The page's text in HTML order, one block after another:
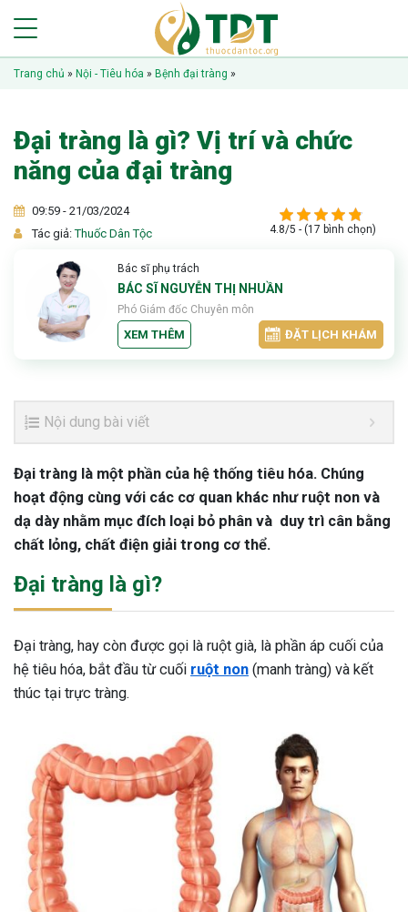
Trang chủ » Nội - Tiêu hóa » Bệnh đại tràng »
Đại tràng là gì? Vị trí và chức
năng của đại tràng
09:59 - 21/03/2024
Tác giả:Thuốc Dân Tộc 4.8/5 - (17 bình chọn)
Bác sĩ phụ trách
BÁC SĨ NGUYỄN THỊ NHUẦN
Phó Giám đốc Chuyên môn
XEM THÊM ĐẶT LỊCH KHÁM
Nội dung bài viết
Đại tràng là một phần của hệ thống tiêu hóa. Chúng
hoạt động cùng với các cơ quan khác như ruột non và
dạ dày nhằm mục đích loại bỏ phân và duy trì cân bằng
chất lỏng, chất điện giải trong cơ thể.
Đại tràng là gì?
Đại tràng, hay còn được gọi là ruột già, là phần áp cuối của
hệ tiêu hóa, bắt đầu từ cuối ruột non (manh tràng) và kết
thúc tại trực tràng.